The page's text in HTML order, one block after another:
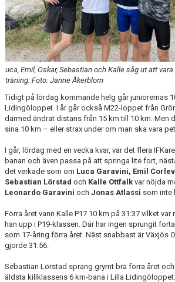
uca, Emil, Oskar, Sebastian och Kalle såg ut att
träning. Foto: Janne Åkerblom
Tidigt på lördag kommande helg går juniorernas
Lidingöloppet. I år går också M22-loppet från
därmed ändrat distans från 15 km till 10 km. Men
sina 10 km – eller strax under om man ska vara
I går, lördag med en vecka kvar, var det flera
banan och även passa på att springa lite fort,
det verkade som om Luca Garavini, Emil
Sebastian Lörstad och Kalle Ottfalk var nöjda
Leonardo Garavini och Jonas Atlassi som inte
Förra året vann Kalle P17 10 km på 31:37 vilket
han upp i P19-klassen. Där har ingen sprungit
som 17-åring förra året. Näst snabbast är Växjös
gjorde 31:56.
Sebastian Lörstad sprang grymt bra förra året
äldsta killklassens 6 km-bana i Lilla